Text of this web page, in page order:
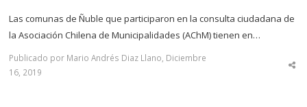
Las comunas de Ñuble que participaron en la consulta ciudadana de
la Asociación Chilena de Municipalidades (AChM) tienen en…
Publicado por Mario Andrés Diaz Llano, Diciembre
16, 2019